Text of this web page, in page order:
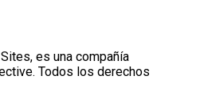
es una compañía
Todos los derechos